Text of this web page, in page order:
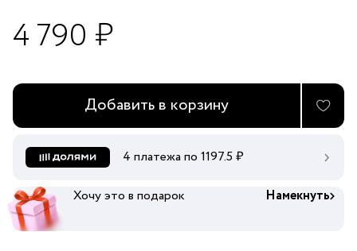
4 790 ₽
Добавить в корзину
4 платежа по 1197.5 ₽
Хочу это в подарок Намекнуть